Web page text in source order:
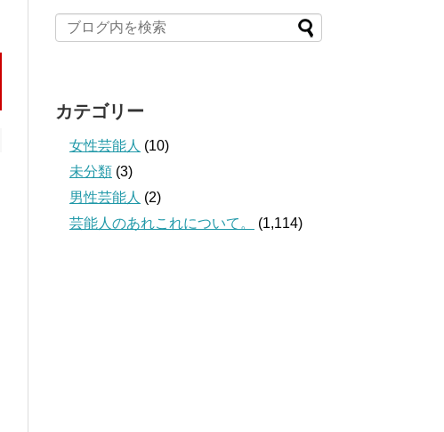
カテゴリー
女性芸能人 (10)
未分類 (3)
男性芸能人 (2)
芸能人のあれこれについて。
(1,114)